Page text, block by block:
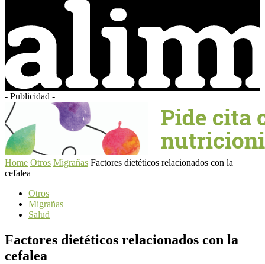
- Publicidad -
Home Otros Migrañas Factores dietéticos relacionados con la
cefalea
Otros
Migrañas
Salud
Factores dietéticos relacionados con la
cefalea